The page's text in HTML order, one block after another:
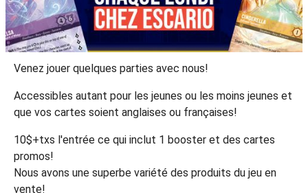
Venez jouer quelques parties avec nous!
Accessibles autant pour les jeunes ou les moins jeunes et
que vos cartes soient anglaises ou françaises!
10$+txs l'entrée ce qui inclut 1 booster et des cartes
promos!
Nous avons une superbe variété des produits du jeu en
vente!